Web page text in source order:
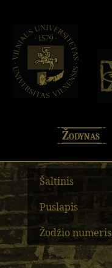
Žodynas
Šaltinis
Puslapis
Žodžio numeris